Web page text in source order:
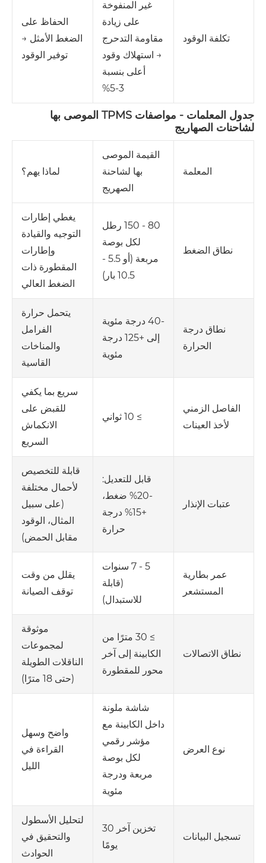
تكلفة الوقود
غير المنفوخة
على زيادة
مقاومة التدحرج
→ استهلاك وقود
أعلى بنسبة
3‑5%
الحفاظ على
الضغط الأمثل →
توفير الوقود
جدول المعلمات - مواصفات TPMS الموصى بها
لشاحنات الصهاريج
المعلمة
القيمة الموصى
بها لشاحنة
الصهريج
لماذا يهم؟
نطاق الضغط
80 - 150 رطل
لكل بوصة
مربعة (أو 5.5 -
10.5 بار)
يغطي إطارات
التوجيه والقيادة
وإطارات
المقطورة ذات
الضغط العالي
نطاق درجة
الحرارة
-40 درجة مئوية
إلى +125 درجة
مئوية
يتحمل حرارة
الفرامل
والمناخات
القاسية
الفاصل الزمني
لأخذ العينات
≥ 10 ثواني
سريع بما يكفي
للقبض على
الانكماش
السريع
عتبات الإنذار
قابل للتعديل:
-20% ضغط،
+15% درجة
حرارة
قابلة للتخصيص
لأحمال مختلفة
(على سبيل
المثال، الوقود
مقابل الحمض)
عمر بطارية
المستشعر
5 - 7 سنوات
(قابلة
للاستبدال)
يقلل من وقت
توقف الصيانة
نطاق الاتصالات
≥ 30 مترًا من
الكابينة إلى آخر
محور للمقطورة
موثوقة
لمجموعات
الناقلات الطويلة
(حتى 18 مترًا)
نوع العرض
شاشة ملونة
داخل الكابينة مع
مؤشر رقمي
لكل بوصة
مربعة ودرجة
مئوية
واضح وسهل
القراءة في
الليل
تسجيل البيانات
تخزين آخر 30
يومًا
لتحليل الأسطول
والتحقيق في
الحوادث